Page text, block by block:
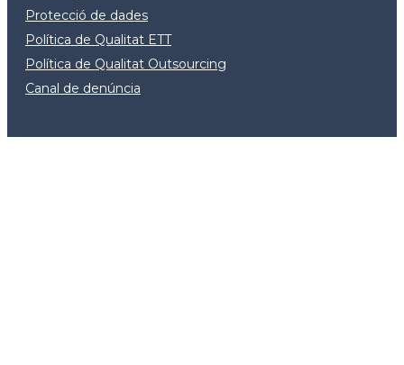
Protecció de dades
Política de Qualitat ETT
Política de Qualitat Outsourcing
Canal de denúncia